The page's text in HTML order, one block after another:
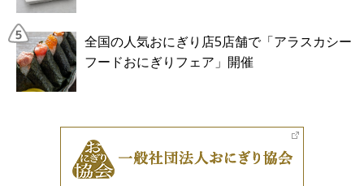
全国の人気おにぎり店5店舗で「アラスカシー
フードおにぎりフェア」開催